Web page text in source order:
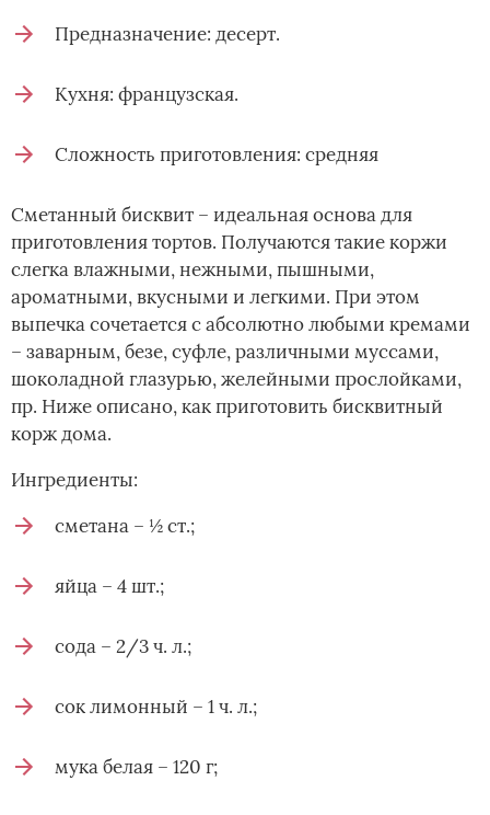
Предназначение: десерт.
Кухня: французская.
Сложность приготовления: средняя
Сметанный бисквит – идеальная основа для
приготовления тортов. Получаются такие коржи
слегка влажными, нежными, пышными,
ароматными, вкусными и легкими. При этом
выпечка сочетается с абсолютно любыми кремами
– заварным, безе, суфле, различными муссами,
шоколадной глазурью, желейными прослойками,
пр. Ниже описано, как приготовить бисквитный
корж дома.
Ингредиенты:
сметана – ½ ст.;
яйца – 4 шт.;
сода – 2/3 ч. л.;
сок лимонный – 1 ч. л.;
мука белая – 120 г;